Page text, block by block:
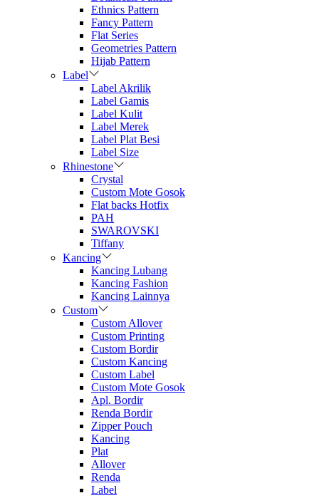
Ethnics Pattern
Fancy Pattern
Flat Series
Geometries Pattern
Hijab Pattern
Label
Label Akrilik
Label Gamis
Label Kulit
Label Merek
Label Plat Besi
Label Size
Rhinestone
Crystal
Custom Mote Gosok
Flat backs Hotfix
PAH
SWAROVSKI
Tiffany
Kancing
Kancing Lubang
Kancing Fashion
Kancing Lainnya
Custom
Custom Allover
Custom Printing
Custom Bordir
Custom Kancing
Custom Label
Custom Mote Gosok
Apl. Bordir
Renda Bordir
Zipper Pouch
Kancing
Plat
Allover
Renda
Label